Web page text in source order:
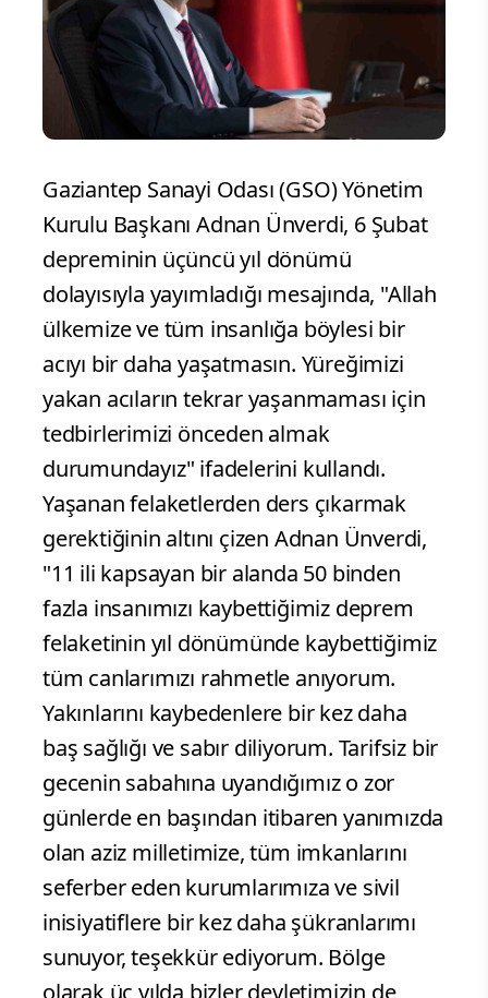
Gaziantep Sanayi Odası (GSO) Yönetim
Kurulu Başkanı Adnan Ünverdi, 6 Şubat
depreminin üçüncü yıl dönümü
dolayısıyla yayımladığı mesajında, "Allah
ülkemize ve tüm insanlığa böylesi bir
acıyı bir daha yaşatmasın. Yüreğimizi
yakan acıların tekrar yaşanmaması için
tedbirlerimizi önceden almak
durumundayız" ifadelerini kullandı.
Yaşanan felaketlerden ders çıkarmak
gerektiğinin altını çizen Adnan Ünverdi,
"11 ili kapsayan bir alanda 50 binden
fazla insanımızı kaybettiğimiz deprem
felaketinin yıl dönümünde kaybettiğimiz
tüm canlarımızı rahmetle anıyorum.
Yakınlarını kaybedenlere bir kez daha
baş sağlığı ve sabır diliyorum. Tarifsiz bir
gecenin sabahına uyandığımız o zor
günlerde en başından itibaren yanımızda
olan aziz milletimize, tüm imkanlarını
seferber eden kurumlarımıza ve sivil
inisiyatiflere bir kez daha şükranlarımı
sunuyor, teşekkür ediyorum. Bölge
olarak üç yılda bizler devletimizin de